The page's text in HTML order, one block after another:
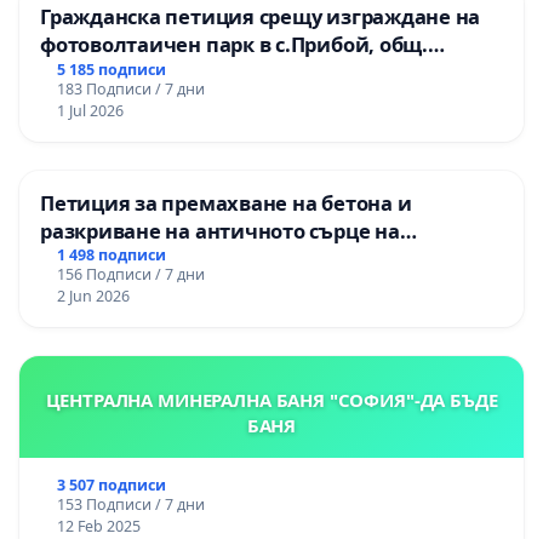
Гражданска петиция срещу изграждане на
фотоволтаичен парк в с.Прибой, общ.
Радомир
5 185 подписи
183 Подписи / 7 дни
1 Jul 2026
Петиция за премахване на бетона и
разкриване на античното сърце на
Могиланската могила във Враца
1 498 подписи
156 Подписи / 7 дни
2 Jun 2026
ЦЕНТРАЛНА МИНЕРАЛНА БАНЯ "СОФИЯ"-ДА БЪДЕ
БАНЯ
3 507 подписи
153 Подписи / 7 дни
12 Feb 2025